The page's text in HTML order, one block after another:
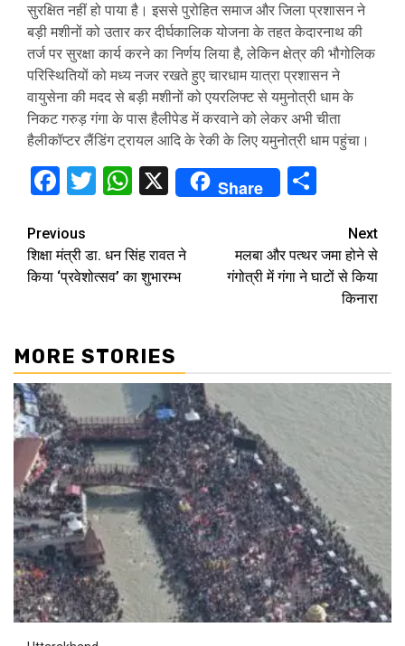
सुरक्षित नहीं हो पाया है। इससे पुरोहित समाज और जिला प्रशासन ने
बड़ी मशीनों को उतार कर दीर्घकालिक योजना के तहत केदारनाथ की
तर्ज पर सुरक्षा कार्य करने का निर्णय लिया है, लेकिन क्षेत्र की भौगोलिक
परिस्थितियों को मध्य नजर रखते हुए चारधाम यात्रा प्रशासन ने
वायुसेना की मदद से बड़ी मशीनों को एयरलिफ्ट से यमुनोत्री धाम के
निकट गरुड़ गंगा के पास हैलीपेड में करवाने को लेकर अभी चीता
हैलीकॉप्टर लैंडिंग ट्रायल आदि के रेकी के लिए यमुनोत्री धाम पहुंचा।
Facebook
TwitterWhatsApp
X Share
Continue
Reading
Previous
शिक्षा मंत्री डा. धन सिंह रावत ने
किया ‘प्रवेशोत्सव’ का शुभारम्भ
Next
मलबा और पत्थर जमा होने से
गंगोत्री में गंगा ने घाटों से किया
किनारा
MORE STORIES